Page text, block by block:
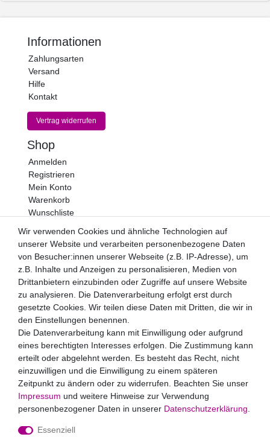
Informationen
Zahlungsarten
Versand
Hilfe
Kontakt
Vertrag widerrufen
Shop
Anmelden
Registrieren
Mein Konto
Warenkorb
Wunschliste
Newsletter
Hiermit bestätige ich, dass ich dieDaten­schutz­erklärung
gelesen habe. Meine Einwilligung kann ich jederzeit
widerrufen.**
Abonnieren
** Hierbei handelt es sich um ein Pflichtfeld.
Zahlungsarten
Wir verwenden Cookies und ähnliche Technologien auf
unserer Website und verarbeiten personenbezogene Daten
von Besucher:innen unserer Webseite (z.B. IP-Adresse), um
z.B. Inhalte und Anzeigen zu personalisieren, Medien von
Drittanbietern einzubinden oder Zugriffe auf unsere Website
zu analysieren. Die Datenverarbeitung erfolgt erst durch
gesetzte Cookies. Wir teilen diese Daten mit Dritten, die wir in
den Einstellungen benennen.
Die Datenverarbeitung kann mit Einwilligung oder aufgrund
eines berechtigten Interesses erfolgen. Die Zustimmung kann
erteilt oder abgelehnt werden. Es besteht das Recht, nicht
einzuwilligen und die Einwilligung zu einem späteren
Zeitpunkt zu ändern oder zu widerrufen. Beachten Sie unser
Impressum und weitere Hinweise zur Verwendung
personenbezogener Daten in unserer Daten­schutz­erklärung
Essenziell